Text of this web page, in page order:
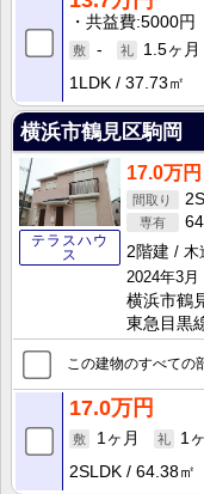
共益費 5000円
-
1.5ヶ月
1LDK
37.73㎡
横浜市鶴見区駒岡
テラスハウ
ス
17.0万円
2階建
木
2024年3月
横浜市鶴
東急目黒
この建物のすべての
17.0万円
1ヶ月
1
2SLDK
64.38㎡